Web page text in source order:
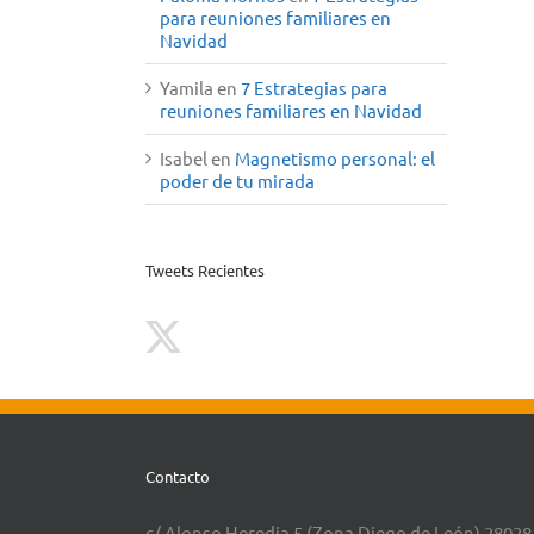
para reuniones familiares en
Navidad
Yamila en 7 Estrategias para
reuniones familiares en Navidad
Isabel en Magnetismo personal: el
poder de tu mirada
Tweets Recientes
Contacto